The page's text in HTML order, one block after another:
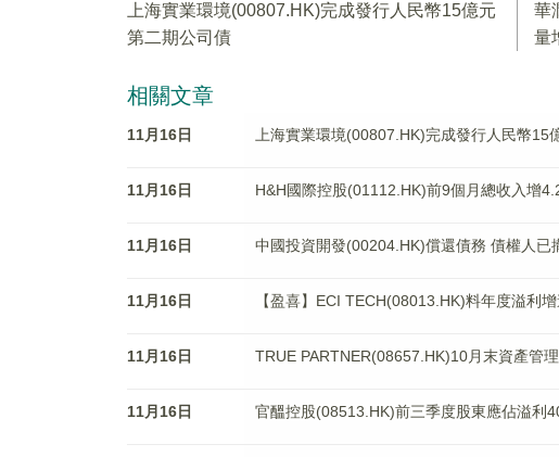
上海實業環境(00807.HK)完成發行人民幣15億元
第二期公司債
華
量
相關文章
11月16日 上海實業環境(00807.HK)完成發行人民幣15
11月16日 H&H國際控股(01112.HK)前9個月總收入增
11月16日 中國投資開發(00204.HK)償還債務 債權人已
11月16日 【盈喜】ECI TECH(08013.HK)料年度溢利
11月16日 TRUE PARTNER(08657.HK)10月末資產管
11月16日 官醞控股(08513.HK)前三季度股東應佔溢利